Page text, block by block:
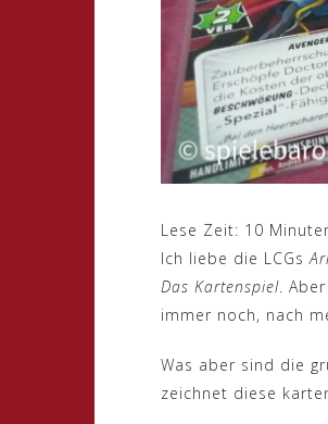
Lese Zeit: 10
Ich liebe die LCGs
Das Kartenspiel .
immer noch, nach
Was aber sind die
zeichnet diese